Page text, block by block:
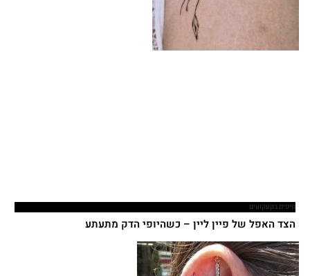
טיפים בקעקועים
הצד האפל של פיין ליין – כשהיופי הדק מתעתע